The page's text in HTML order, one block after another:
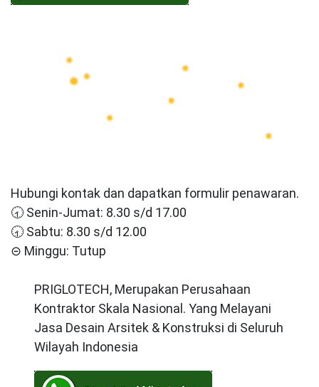
Hubungi kontak dan dapatkan formulir penawaran.
🕣 Senin-Jumat: 8.30 s/d 17.00
🕣 Sabtu: 8.30 s/d 12.00
⊝ Minggu: Tutup
PRIGLOTECH, Merupakan Perusahaan
Kontraktor Skala Nasional. Yang Melayani
Jasa Desain Arsitek & Konstruksi di Seluruh
Wilayah Indonesia